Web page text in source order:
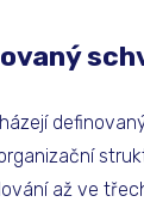
až ve